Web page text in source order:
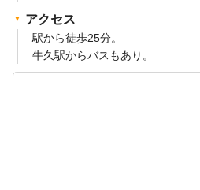
アクセス
駅から徒歩25分。
牛久駅からバスもあり。